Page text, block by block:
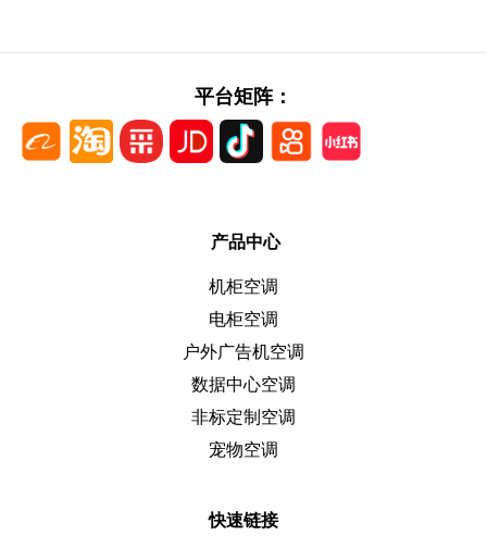
平台矩阵：
产品中心
机柜空调
电柜空调
户外广告机空调
数据中心空调
非标定制空调
宠物空调
快速链接